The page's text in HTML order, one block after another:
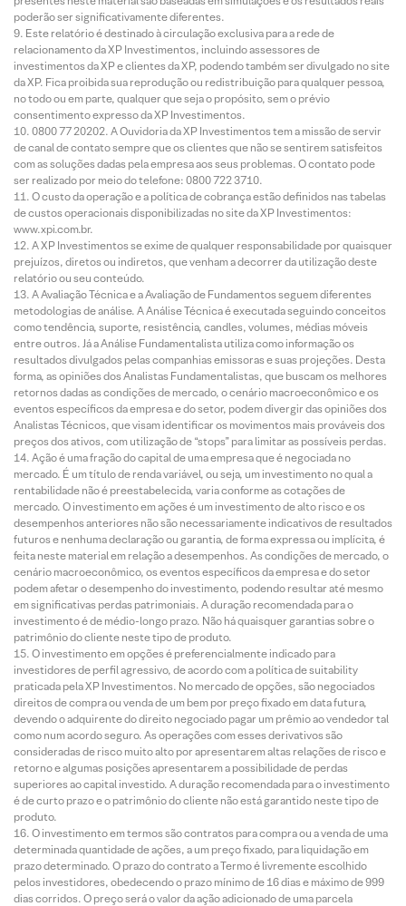
poderão ser significativamente diferentes.
Este relatório é destinado à circulação exclusiva para a rede de
relacionamento da XP Investimentos, incluindo assessores de
investimentos da XP e clientes da XP, podendo também ser divulgado no site
da XP. Fica proibida sua reprodução ou redistribuição para qualquer pessoa,
no todo ou em parte, qualquer que seja o propósito, sem o prévio
consentimento expresso da XP Investimentos.
0800 77 20202. A Ouvidoria da XP Investimentos tem a missão de servir
de canal de contato sempre que os clientes que não se sentirem satisfeitos
com as soluções dadas pela empresa aos seus problemas. O contato pode
ser realizado por meio do telefone: 0800 722 3710.
O custo da operação e a política de cobrança estão definidos nas tabelas
de custos operacionais disponibilizadas no site da XP Investimentos:
www.xpi.com.br.
A XP Investimentos se exime de qualquer responsabilidade por quaisquer
prejuízos, diretos ou indiretos, que venham a decorrer da utilização deste
relatório ou seu conteúdo.
A Avaliação Técnica e a Avaliação de Fundamentos seguem diferentes
metodologias de análise. A Análise Técnica é executada seguindo conceitos
como tendência, suporte, resistência, candles, volumes, médias móveis
entre outros. Já a Análise Fundamentalista utiliza como informação os
resultados divulgados pelas companhias emissoras e suas projeções. Desta
forma, as opiniões dos Analistas Fundamentalistas, que buscam os melhores
retornos dadas as condições de mercado, o cenário macroeconômico e os
eventos específicos da empresa e do setor, podem divergir das opiniões dos
Analistas Técnicos, que visam identificar os movimentos mais prováveis dos
preços dos ativos, com utilização de “stops” para limitar as possíveis perdas.
Ação é uma fração do capital de uma empresa que é negociada no
mercado. É um título de renda variável, ou seja, um investimento no qual a
rentabilidade não é preestabelecida, varia conforme as cotações de
mercado. O investimento em ações é um investimento de alto risco e os
desempenhos anteriores não são necessariamente indicativos de resultados
futuros e nenhuma declaração ou garantia, de forma expressa ou implícita, é
feita neste material em relação a desempenhos. As condições de mercado, o
cenário macroeconômico, os eventos específicos da empresa e do setor
podem afetar o desempenho do investimento, podendo resultar até mesmo
em significativas perdas patrimoniais. A duração recomendada para o
investimento é de médio-longo prazo. Não há quaisquer garantias sobre o
patrimônio do cliente neste tipo de produto.
O investimento em opções é preferencialmente indicado para
investidores de perfil agressivo, de acordo com a política de suitability
praticada pela XP Investimentos. No mercado de opções, são negociados
direitos de compra ou venda de um bem por preço fixado em data futura,
devendo o adquirente do direito negociado pagar um prêmio ao vendedor tal
como num acordo seguro. As operações com esses derivativos são
consideradas de risco muito alto por apresentarem altas relações de risco e
retorno e algumas posições apresentarem a possibilidade de perdas
superiores ao capital investido. A duração recomendada para o investimento
é de curto prazo e o patrimônio do cliente não está garantido neste tipo de
produto.
O investimento em termos são contratos para compra ou a venda de uma
determinada quantidade de ações, a um preço fixado, para liquidação em
prazo determinado. O prazo do contrato a Termo é livremente escolhido
pelos investidores, obedecendo o prazo mínimo de 16 dias e máximo de 999
dias corridos. O preço será o valor da ação adicionado de uma parcela